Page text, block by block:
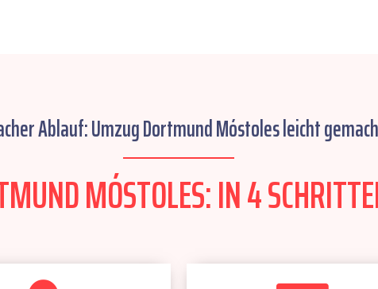
Ablauf: Umzug Dortmund Móstoles leicht
MÓSTOLES: IN 4